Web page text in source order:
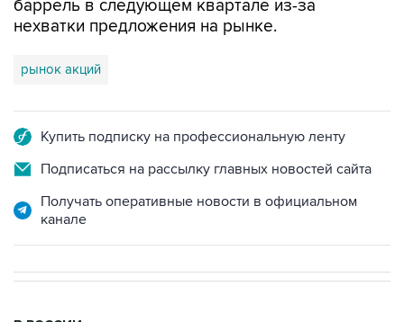
рынок акций
Подписаться на рассылку главных новостей сайта
Получать оперативные новости в официальном